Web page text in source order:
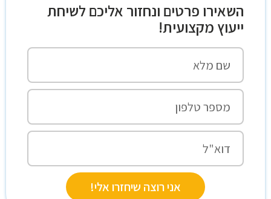
השאירו פרטים ונחזור אליכם לשיחת
ייעוץ מקצועית!
אני רוצה שיחזרו אלי!